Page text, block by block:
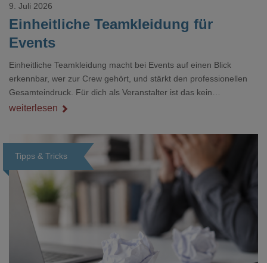
Einheitliche Teamkleidung für
Events
9. Juli 2026
Einheitliche Teamkleidung macht bei Events auf einen Blick
erkennbar, wer zur Crew gehört, und stärkt den professionellen
Gesamteindruck. Für dich als Veranstalter ist das kein
Nebenthema: Bei Textilien mit Stickerei oder mehreren
weiterlesen
Tipps & Tricks
Loading...